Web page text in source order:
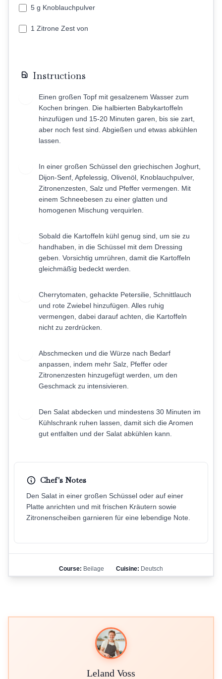
5 g Knoblauchpulver
1 Zitrone Zest von
Instructions
Einen großen Topf mit gesalzenem Wasser zum
Kochen bringen. Die halbierten Babykartoffeln
hinzufügen und 15-20 Minuten garen, bis sie zart,
aber noch fest sind. Abgießen und etwas abkühlen
lassen.
In einer großen Schüssel den griechischen Joghurt,
Dijon-Senf, Apfelessig, Olivenöl, Knoblauchpulver,
Zitronenzesten, Salz und Pfeffer vermengen. Mit
einem Schneebesen zu einer glatten und
homogenen Mischung verquirlen.
Sobald die Kartoffeln kühl genug sind, um sie zu
handhaben, in die Schüssel mit dem Dressing
geben. Vorsichtig umrühren, damit die Kartoffeln
gleichmäßig bedeckt werden.
Cherrytomaten, gehackte Petersilie, Schnittlauch
und rote Zwiebel hinzufügen. Alles ruhig
vermengen, dabei darauf achten, die Kartoffeln
nicht zu zerdrücken.
Abschmecken und die Würze nach Bedarf
anpassen, indem mehr Salz, Pfeffer oder
Zitronenzesten hinzugefügt werden, um den
Geschmack zu intensivieren.
Den Salat abdecken und mindestens 30 Minuten im
Kühlschrank ruhen lassen, damit sich die Aromen
gut entfalten und der Salat abkühlen kann.
Chef's Notes
Den Salat in einer großen Schüssel oder auf einer
Platte anrichten und mit frischen Kräutern sowie
Zitronenscheiben garnieren für eine lebendige Note.
Course: Beilage Cuisine: Deutsch
Leland Voss